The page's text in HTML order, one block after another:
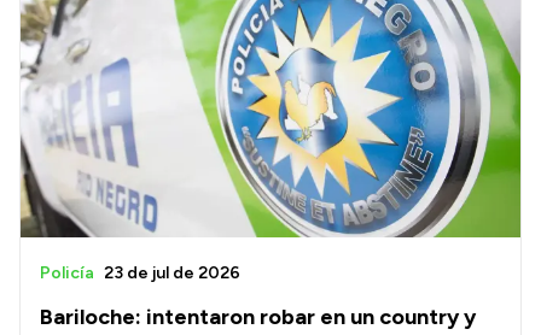
Bariloche: intentaron robar en un country y
Policía 23 de jul de 2026